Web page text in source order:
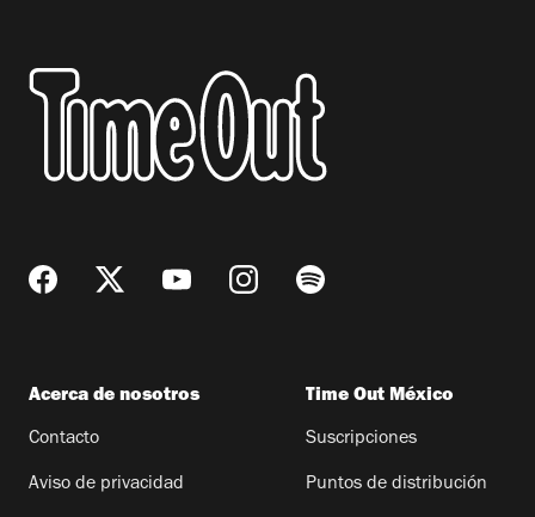
Acerca de nosotros
Contacto
Aviso de privacidad
Time Out México
Suscripciones
Puntos de distribución